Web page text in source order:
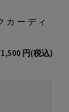
カーディ
円(税込)